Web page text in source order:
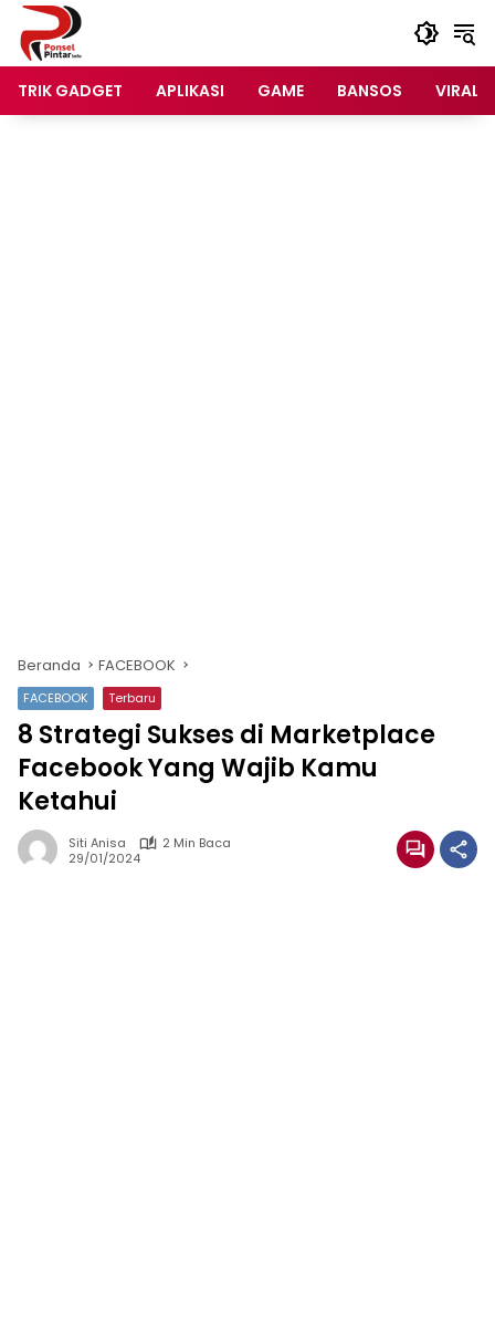
Langsung
konten
TRIK GADGET
APLIKASI GAME BANSOS VIRAL
Beranda FACEBOOK
FACEBOOK Terbaru
8 Strategi Sukses di Marketplace
Facebook Yang Wajib Kamu
Ketahui
Siti Anisa
2 Min Baca
29/01/2024